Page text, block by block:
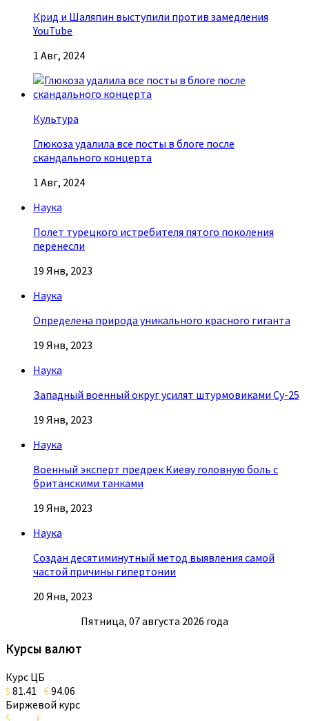
Крид и Шаляпин выступили против замедления
YouTube
1 Авг, 2024
Культура
Глюкоза удалила все посты в блоге после
скандального концерта
1 Авг, 2024
Наука
Полет турецкого истребителя пятого поколения
перенесли
19 Янв, 2023
Наука
Определена природа уникального красного гиганта
19 Янв, 2023
Наука
Западный военный округ усилят штурмовиками Су-25
19 Янв, 2023
Наука
Военный эксперт предрек Киеву головную боль с
британскими танками
19 Янв, 2023
Наука
Создан десятиминутный метод выявления самой
частой причины гипертонии
20 Янв, 2023
Пятница, 07 августа 2026 года
Курсы валют
Курс ЦБ
$ 81.41 €94.06
Биржевой курс
$
€